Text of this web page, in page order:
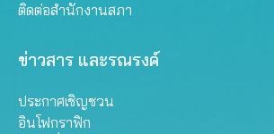
ติดต่อสำนักงานสภา
ข่าวสาร และรณรงค์
ประกาศเชิญชวน
อินโฟกราฟิก